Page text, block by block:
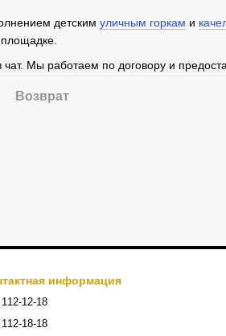
детским уличным горкам и
Мы работаем по договору и
Возврат
информация
12-18
18-18